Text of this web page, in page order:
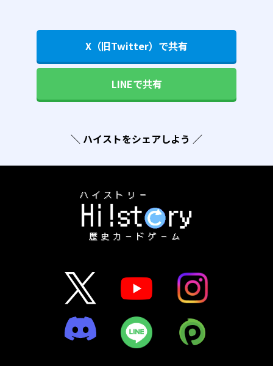
X（旧Twitter）で共有
LINEで共有
＼ ハイストをシェアしよう ／